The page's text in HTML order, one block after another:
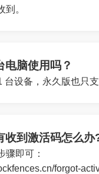
到。
电脑使用吗？
台设备，永久版也只支
收到激活码怎么办
骤即可：
forgot-